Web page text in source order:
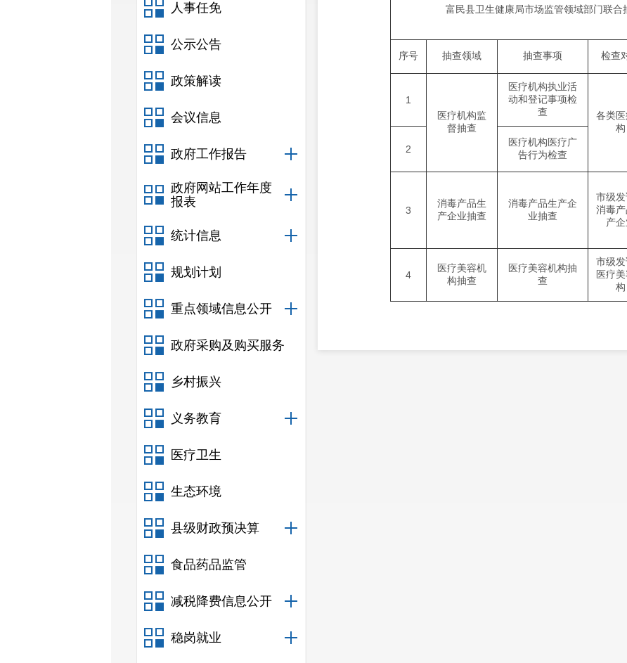
人事任免
公示公告
政策解读
会议信息
政府工作报告
政府网站工作年度
报表
统计信息
规划计划
重点领域信息公开
政府采购及购买服务
乡村振兴
义务教育
医疗卫生
生态环境
县级财政预决算
食品药品监管
减税降费信息公开
稳岗就业
富民县卫生健康局市场监管领域部门联合
序号 抽查领域 抽查事项 检查
1
医疗机构监
督抽查
医疗机构执业活
动和登记事项检
查
各类
构
2
医疗机构医疗广
告行为检查
3
消毒产品生
产企业抽查
消毒产品生产企
业抽查
市级
消毒
产
4
医疗美容机
构抽查
医疗美容机构抽
查
市级
医疗
构